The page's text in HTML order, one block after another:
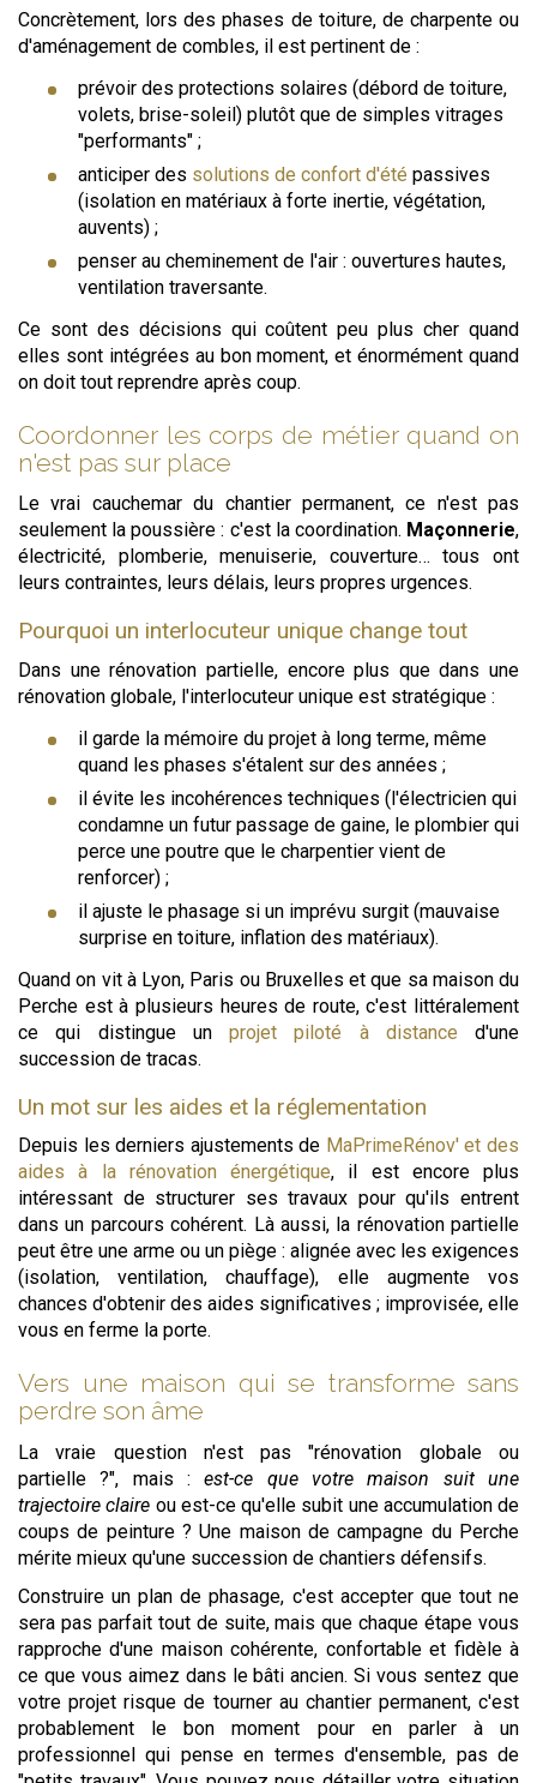
Concrètement, lors des phases de toiture, de charpente ou
d'aménagement de combles, il est pertinent de :
prévoir des protections solaires (débord de toiture,
volets, brise-soleil) plutôt que de simples vitrages
"performants" ;
anticiper des solutions de confort d'été passives
(isolation en matériaux à forte inertie, végétation,
auvents) ;
penser au cheminement de l'air : ouvertures hautes,
ventilation traversante.
Ce sont des décisions qui coûtent peu plus cher quand
elles sont intégrées au bon moment, et énormément quand
on doit tout reprendre après coup.
Coordonner les corps de métier quand on
n'est pas sur place
Le vrai cauchemar du chantier permanent, ce n'est pas
seulement la poussière : c'est la coordination. Maçonnerie,
électricité, plomberie, menuiserie, couverture… tous ont
leurs contraintes, leurs délais, leurs propres urgences.
Pourquoi un interlocuteur unique change tout
Dans une rénovation partielle, encore plus que dans une
rénovation globale, l'interlocuteur unique est stratégique :
il garde la mémoire du projet à long terme, même
quand les phases s'étalent sur des années ;
il évite les incohérences techniques (l'électricien qui
condamne un futur passage de gaine, le plombier qui
perce une poutre que le charpentier vient de
renforcer) ;
il ajuste le phasage si un imprévu surgit (mauvaise
surprise en toiture, inflation des matériaux).
Quand on vit à Lyon, Paris ou Bruxelles et que sa maison du
Perche est à plusieurs heures de route, c'est littéralement
ce qui distingue un projet piloté à distance d'une
succession de tracas.
Un mot sur les aides et la réglementation
Depuis les derniers ajustements de MaPrimeRénov' et des
aides à la rénovation énergétique, il est encore plus
intéressant de structurer ses travaux pour qu'ils entrent
dans un parcours cohérent. Là aussi, la rénovation partielle
peut être une arme ou un piège : alignée avec les exigences
(isolation, ventilation, chauffage), elle augmente vos
chances d'obtenir des aides significatives ; improvisée, elle
vous en ferme la porte.
Vers une maison qui se transforme sans
perdre son âme
La vraie question n'est pas "rénovation globale ou
partielle ?", mais :est-ce que votre maison suit une
trajectoire claire ou est-ce qu'elle subit une accumulation de
coups de peinture ? Une maison de campagne du Perche
mérite mieux qu'une succession de chantiers défensifs.
Construire un plan de phasage, c'est accepter que tout ne
sera pas parfait tout de suite, mais que chaque étape vous
rapproche d'une maison cohérente, confortable et fidèle à
ce que vous aimez dans le bâti ancien. Si vous sentez que
votre projet risque de tourner au chantier permanent, c'est
probablement le bon moment pour en parler à un
professionnel qui pense en termes d'ensemble, pas de